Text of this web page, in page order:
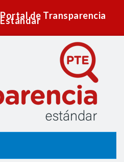
Portal de Transparencia
Estándar